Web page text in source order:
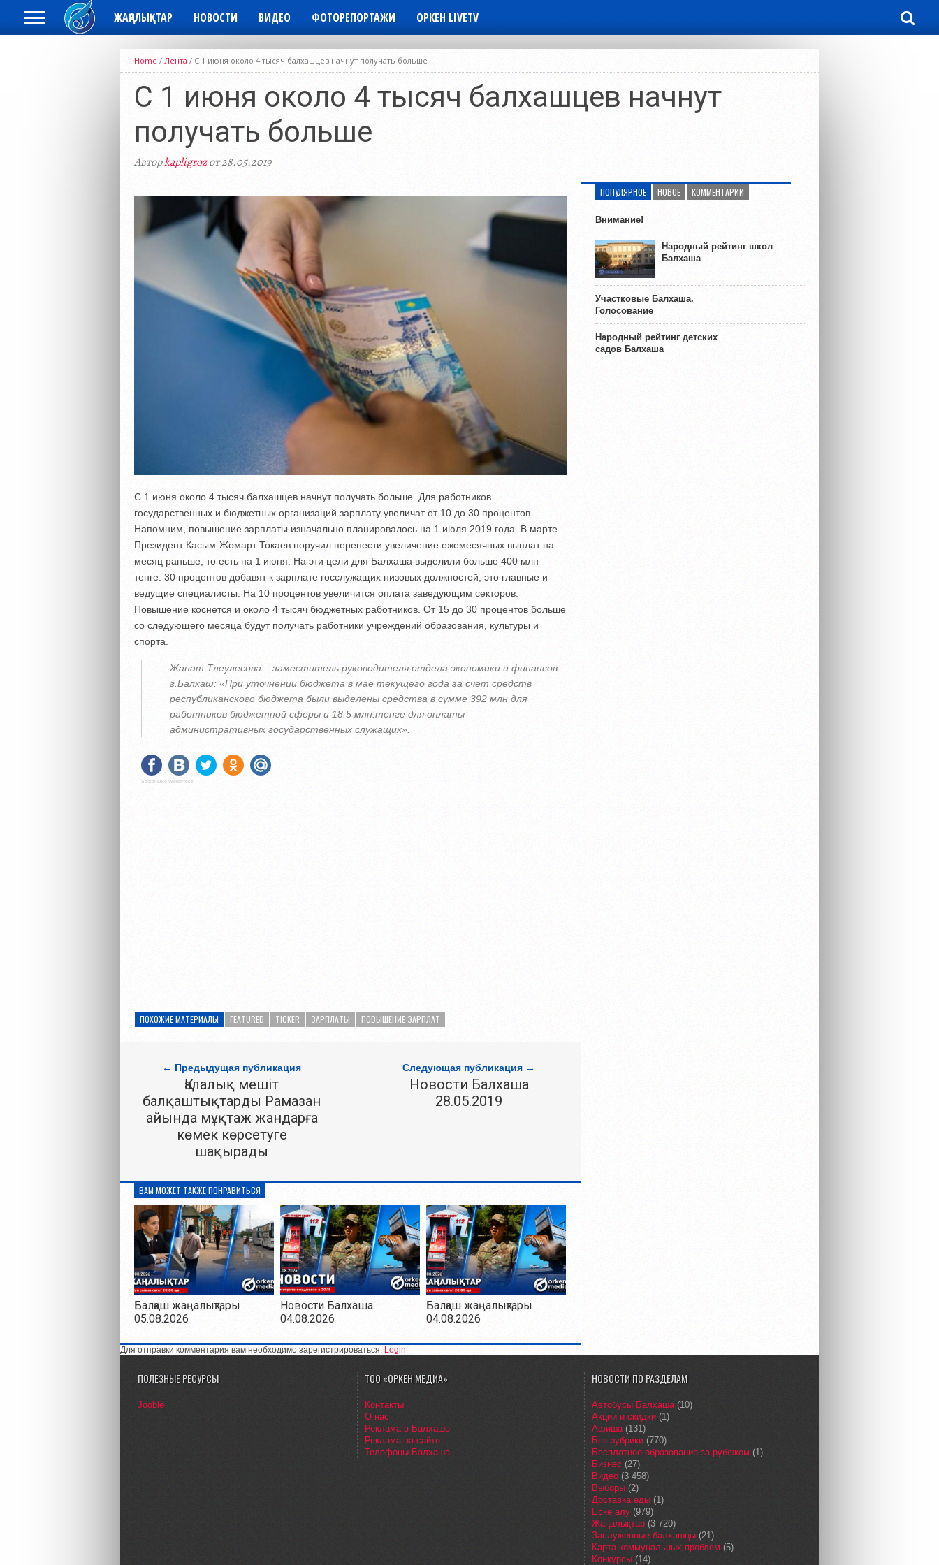
ЖАҢАЛЫҚТАР НОВОСТИ ВИДЕО ФОТОРЕПОРТАЖИ ОРКЕН LIVETV
Home / Лента / С 1 июня около 4 тысяч балхашцев начнут получать больше
С 1 июня около 4 тысяч балхашцев начнут
получать больше
Авторkapligrozот 28.05.2019
С 1 июня около 4 тысяч балхашцев начнут получать больше. Для работников
государственных и бюджетных организаций зарплату увеличат от 10 до 30 процентов.
Напомним, повышение зарплаты изначально планировалось на 1 июля 2019 года. В марте
Президент Касым-Жомарт Токаев поручил перенести увеличение ежемесячных выплат на
месяц раньше, то есть на 1 июня. На эти цели для Балхаша выделили больше 400 млн
тенге. 30 процентов добавят к зарплате госслужащих низовых должностей, это главные и
ведущие специалисты. На 10 процентов увеличится оплата заведующим секторов.
Повышение коснется и около 4 тысяч бюджетных работников. От 15 до 30 процентов больше
со следующего месяца будут получать работники учреждений образования, культуры и
спорта.
Жанат Тлеулесова – заместитель руководителя отдела экономики и финансов
г.Балхаш: «При уточнении бюджета в мае текущего года за счет средств
республиканского бюджета были выделены средства в сумме 392 млн для
работников бюджетной сферы и 18.5 млн.тенге для оплаты
административных государственных служащих».
Social Like WordPress
ПОХОЖИЕ МАТЕРИАЛЫ FEATURED TICKER ЗАРПЛАТЫ ПОВЫШЕНИЕ ЗАРПЛАТ
← Предыдущая публикация
Қалалық мешіт
балқаштықтарды Рамазан
айында мұқтаж жандарға
көмек көрсетуге
шақырады
Следующая публикация →
Новости Балхаша
28.05.2019
ВАМ МОЖЕТ ТАКЖЕ ПОНРАВИТЬСЯ
Балқаш жаңалықтары
05.08.2026
Новости Балхаша
04.08.2026
Балқаш жаңалықтары
04.08.2026
Для отправки комментария вам необходимо зарегистрироваться. Login
ПОПУЛЯРНОЕ НОВОЕ КОММЕНТАРИИ
Внимание!
Народный рейтинг школ
Балхаша
Участковые Балхаша.
Голосование
Народный рейтинг детских
садов Балхаша
ПОЛЕЗНЫЕ РЕСУРСЫ
Jooble
ТОО «ОРКЕН МЕДИА»
Контакты
О нас
Реклама в Балхаше
Реклама на сайте
Телефоны Балхаша
НОВОСТИ ПО РАЗДЕЛАМ
Автобусы Балхаша(10)
Акции и скидки (1)
Афиша(131)
Без рубрики (770)
Бесплатное образование за рубежом (1)
Бизнес (27)
Видео (3 458)
Выборы (2)
Доставка еды (1)
Еске алу (979)
Жаңалықтар (3 720)
Заслуженные балхашцы (21)
Карта коммунальных проблем (5)
Конкурсы (14)